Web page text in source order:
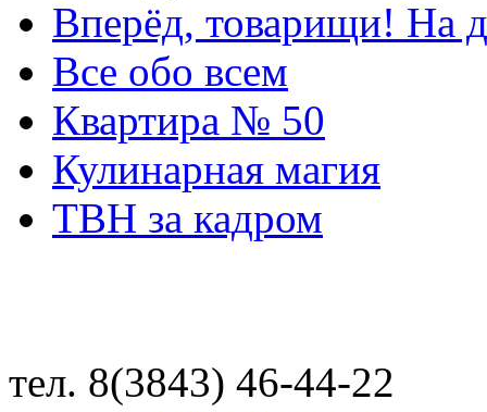
Вперёд, товарищи! На
Все обо всем
Квартира № 50
Кулинарная магия
ТВН за кадром
тел. 8(3843) 46-44-22